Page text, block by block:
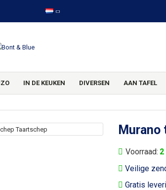
IN DE KEUKEN DIVERSEN AAN TAFEL
Veilige
Gratis
Voorraad: 2